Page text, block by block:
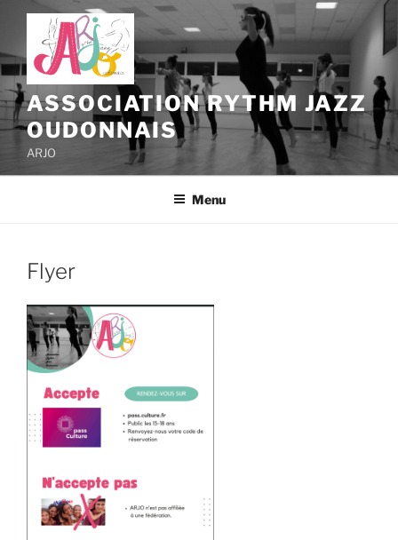
Aller
contenu
principal
ASSOCIATION RYTHM JAZZ
OUDONNAIS
ARJO
Menu
Flyer